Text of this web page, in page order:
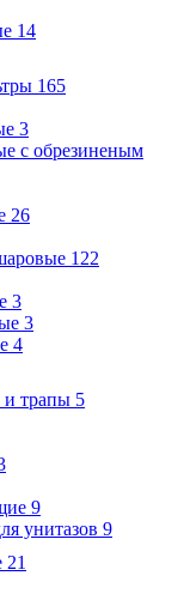
14
165
3
с обрезиненым
26
122
3
3
4
и трапы 5
9
унитазов 9
21